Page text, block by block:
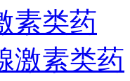
素类药
激素类药